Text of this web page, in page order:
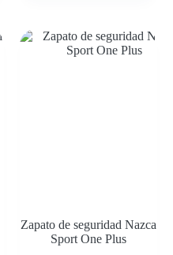
Zapato de seguridad Nazca
Sport One Plus